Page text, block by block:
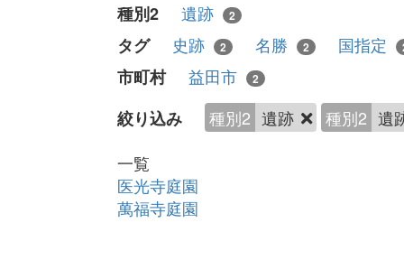
種別2 遺跡 2
タグ 史跡 2 名勝 2 国指定
市町村 益田市 2
絞り込み 種別2 遺跡 種別2 遺
一覧
医光寺庭園
萬福寺庭園